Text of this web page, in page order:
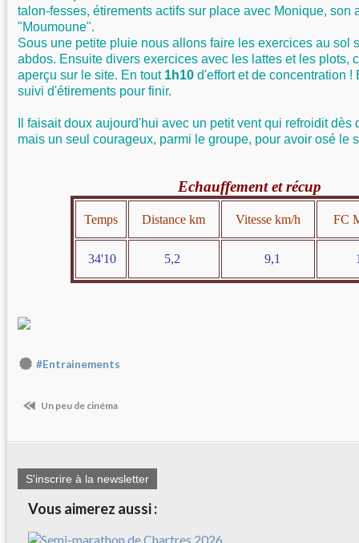
talon-fesses, étirements actifs sur place avec Monique, son
"Moumoune".
Sous une petite pluie nous allons faire les exercices au sol
abdos. Ensuite divers exercices avec les lattes et les plots,
aperçu sur le site. En tout 1h10 d'effort et de concentration !
suivi d'étirements pour finir.
Il faisait doux aujourd'hui avec un petit vent qui refroidit dès
mais un seul courageux, parmi le groupe, pour avoir osé le
Echauffement et récup
Temps Distance km Vitesse km/h FC
34'10 5,2 9,1
#Entrainements
Un peu de cinéma
S'inscrire à la newsletter
Vous aimerez aussi :